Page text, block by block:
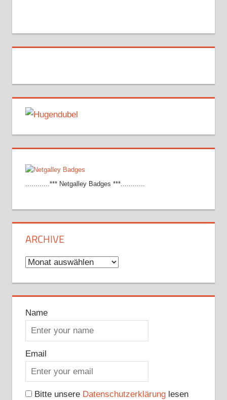
............*** Netgalley Badges ***............
ARCHIVE
Archive
Name
Email
Bitte unsere Datenschutzerklärunglesen